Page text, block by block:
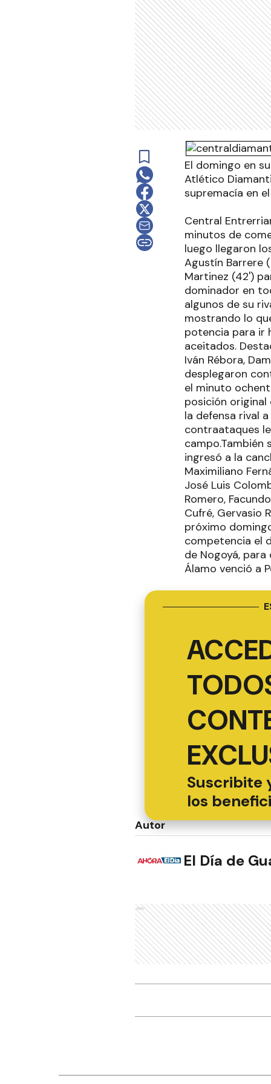
El domingo en
Atlético
supremacía en
Central
minutos de
luego llegaron
Agustín Barrere
Martinez (42')
dominador en
algunos de su
mostrando lo
potencia para ir
aceitados.
Iván Rébora,
desplegaron
el minuto
posición
la defensa rival
contraataques
campo.También
ingresó a la
Maximiliano
José Luis
Romero,
Cufré, Gervasio
próximo
competencia el
de Nogoyá,
Álamo venció a
Suscribite
los
Autor
El Día de
Ads